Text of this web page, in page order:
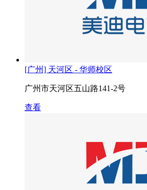
[广州] 天河区 - 华师校区
广州市天河区五山路141-2号
查看